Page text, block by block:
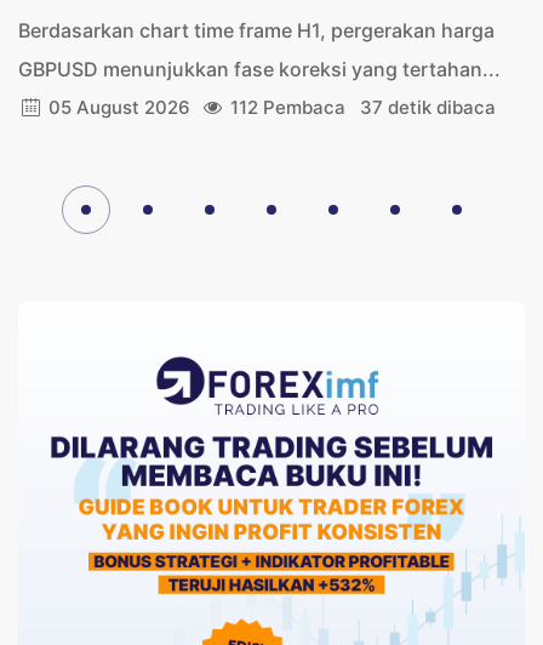
Berdasarkan chart time frame H1, pergerakan harga
GBPUSD menunjukkan fase koreksi yang tertahan...
05 August 2026 112 Pembaca 37 detik dibaca